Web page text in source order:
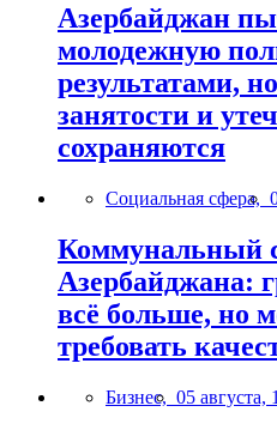
Азербайджан
молодежную
результатами,
занятости и
сохраняются
Социальная сфера,
Коммунальный
Азербайджана:
всё больше, но
требовать
Бизнес, 05 августа,